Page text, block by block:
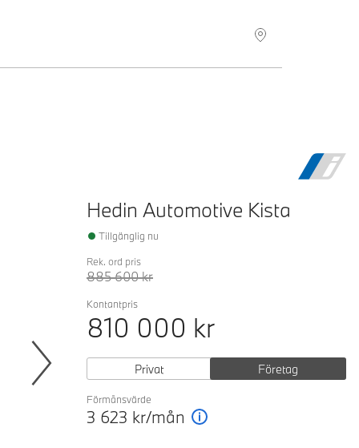
Hedin Automotive Kista
Tillgänglig nu
Rek. ord pris
885 600kr
Kontantpris
810 000 kr
Privat Företag
Förmånsvärde
3 623 kr/mån